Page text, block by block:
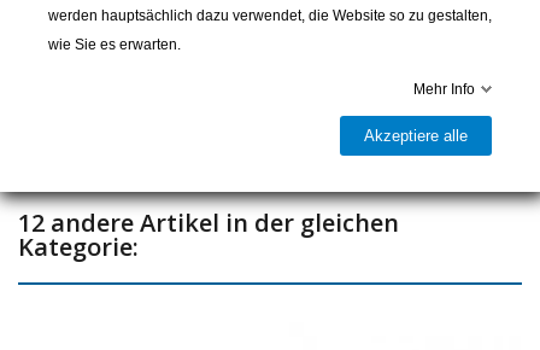
Letzter Artikel auf Lager
12 andere Artikel in der gleichen
Kategorie:
werden hauptsächlich dazu verwendet, die Website so zu gestalten,
wie Sie es erwarten.
Mehr Info
Akzeptiere alle